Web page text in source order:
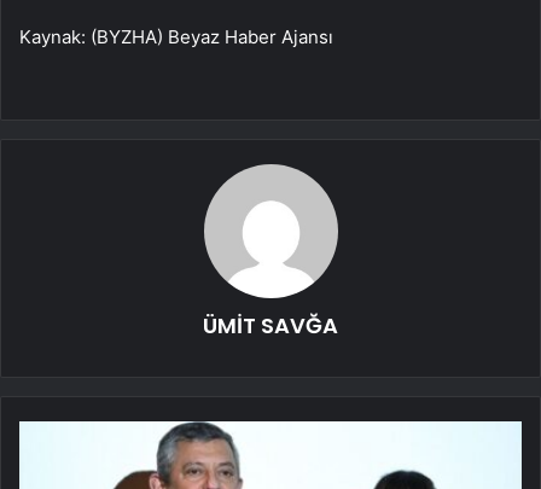
Kaynak: (BYZHA) Beyaz Haber Ajansı
ÜMİT SAVĞA